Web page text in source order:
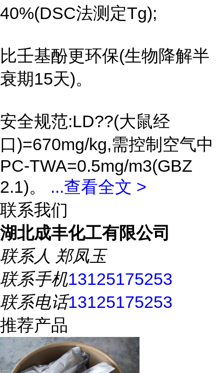
40%(DSC法测定Tg);
比壬基酚更环保(生物降解半
衰期15天)。
安全规范:LD??(大鼠经
口)=670mg/kg,需控制空气中
PC-TWA=0.5mg/m3(GBZ
2.1)。 ...查看全文 >
联系我们
湖北成丰化工有限公司
联系人 郑凤玉
联系手机13125175253
联系电话13125175253
推荐产品